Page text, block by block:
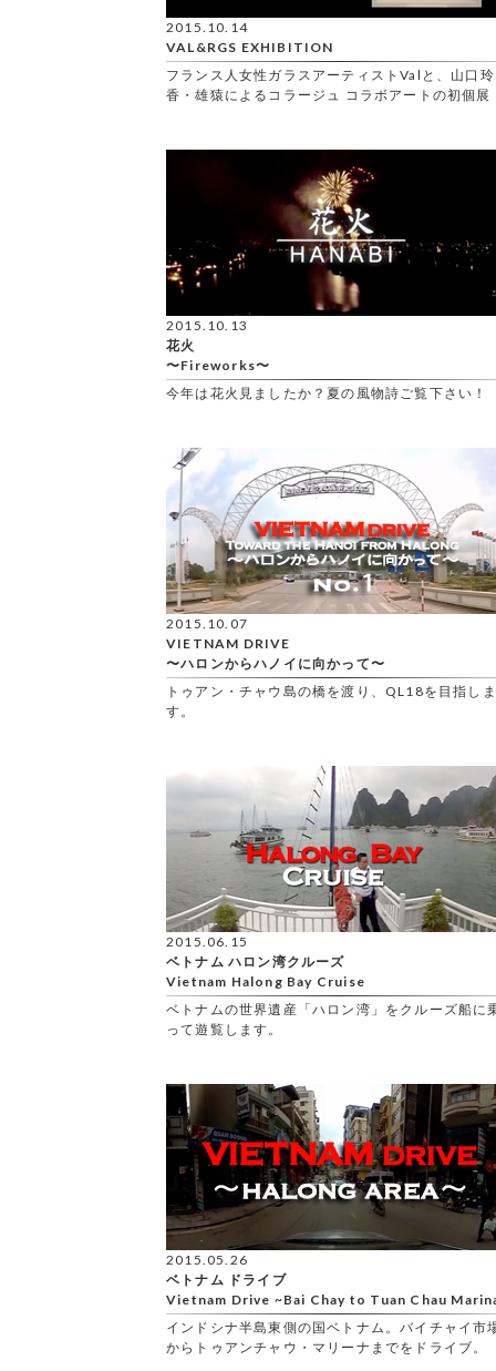
2015.10.14
VAL&RGS EXHIBITION
フランス人女性ガラスアーティストValと、山口玲
香・雄猿によるコラージュ コラボアートの初個展
2015.10.13
花火
〜Fireworks〜
今年は花火見ましたか？夏の風物詩ご覧下さい！
2015.10.07
VIETNAM DRIVE
〜ハロンからハノイに向かって〜
トゥアン・チャウ島の橋を渡り、QL18を目指しま
す。
2015.06.15
ベトナム ハロン湾クルーズ
Vietnam Halong Bay Cruise
ベトナムの世界遺産「ハロン湾」をクルーズ船に
って遊覧します。
2015.05.26
ベトナム ドライブ
Vietnam Drive ~Bai Chay to Tuan Chau
インドシナ半島東側の国ベトナム。バイチャイ市
からトゥアンチャウ・マリーナまでをドライブ。